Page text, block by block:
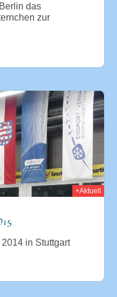
das
zur
+Aktuell
in Stuttgart